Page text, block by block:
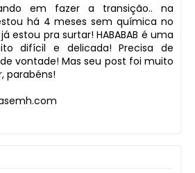
em fazer a transição.. na
há 4 meses sem química no
estou pra surtar! HABABAB é uma
difícil e delicada! Precisa de
vontade! Mas seu post foi muito
parabéns!